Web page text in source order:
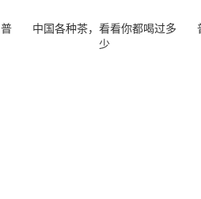
中国各种茶，看看你都喝过多
少